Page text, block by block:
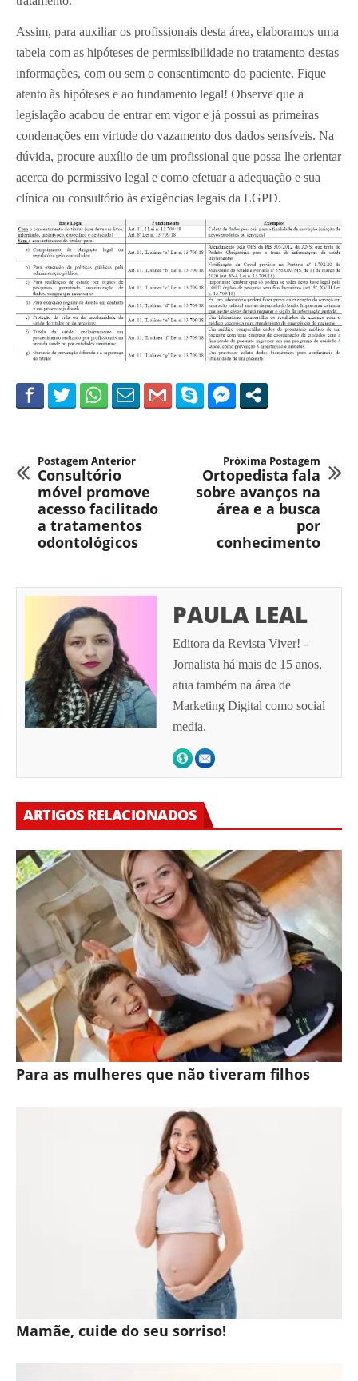
Assim, para auxiliar os profissionais desta área, elaboramos uma
tabela com as hipóteses de permissibilidade no tratamento destas
informações, com ou sem o consentimento do paciente. Fique
atento às hipóteses e ao fundamento legal! Observe que a
legislação acabou de entrar em vigor e já possui as primeiras
condenações em virtude do vazamento dos dados sensíveis. Na
dúvida, procure auxílio de um profissional que possa lhe orientar
acerca do permissivo legal e como efetuar a adequação e sua
clínica ou consultório às exigências legais da LGPD.
Postagem Anterior
Consultório
móvel promove
acesso facilitado
a tratamentos
odontológicos
Próxima Postagem
Ortopedista fala
sobre avanços na
área e a busca
por
conhecimento
PAULA LEAL
Editora da Revista Viver! -
Jornalista há mais de 15 anos,
atua também na área de
Marketing Digital como social
media.
ARTIGOS RELACIONADOS
Para as mulheres que não tiveram filhos
Mamãe, cuide do seu sorriso!